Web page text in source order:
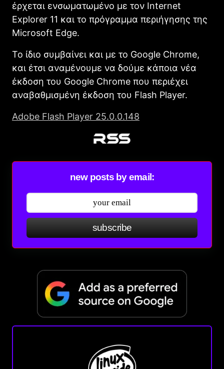
έρχεται ενσωματωμένο με τον Internet
Explorer 11 και το πρόγραμμα περιήγησης της
Microsoft Edge.
Το ίδιο συμβαίνει και με το Google Chrome,
και έτσι αναμένουμε να δούμε κάποια νέα
έκδοση του Google Chrome που περιέχει
αναβαθμισμένη έκδοση του Flash Player.
Adobe Flash Player 25.0.0.148
new posts by email:
subscribe